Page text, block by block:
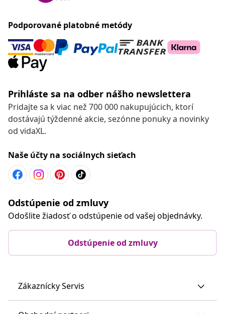
Podporované platobné metódy
Prihláste sa na odber nášho newslettera
Pridajte sa k viac než 700 000 nakupujúcich, ktorí
dostávajú týždenné akcie, sezónne ponuky a novinky
od vidaXL.
Naše účty na sociálnych sieťach
Odstúpenie od zmluvy
Odošlite žiadosť o odstúpenie od vašej objednávky.
Odstúpenie od zmluvy
Zákaznícky Servis